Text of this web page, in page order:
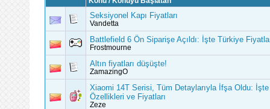
Seksiyonel Kapı Fiyatları
Vandetta
Battlefield 6 Ön Siparişe Açıldı: İşte Türkiye
Frostmourne
Altın fiyatları düşüşte!
ZamazingO
Xiaomi 14T Serisi, Tüm Detaylarıyla İfşa Oldu: İşte
Özellikleri ve Fiyatları
Zeze